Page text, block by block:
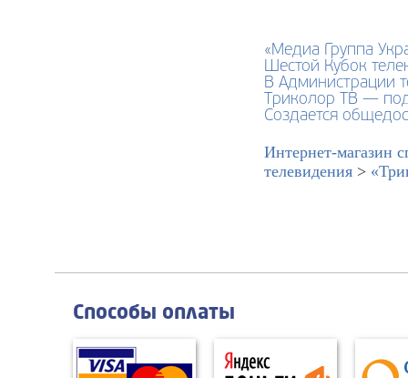
«Медиа Группа
Шестой Кубок
В Администрации
Триколор ТВ —
Создается
Интернет-магазин
телевидения >
Способы оплаты